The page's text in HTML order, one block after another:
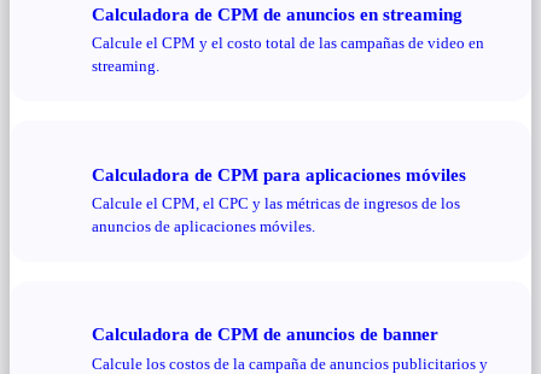
Calculadora de CPM de anuncios en streaming
Calcule el CPM y el costo total de las campañas de video en
streaming.
Calculadora de CPM para aplicaciones móviles
Calcule el CPM, el CPC y las métricas de ingresos de los
anuncios de aplicaciones móviles.
Calculadora de CPM de anuncios de banner
Calcule los costos de la campaña de anuncios publicitarios y